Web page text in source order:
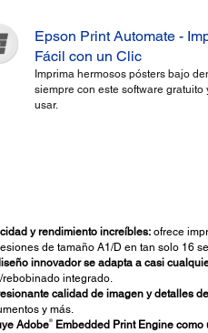
Epson Print Automate -
Fácil con un Clic
Imprima hermosos pósters bajo
siempre con este software gratuito
usar.
y rendimiento increíbles:ofrece
de tamaño A1/D en tan solo 16
innovador se adapta a casi
rebobinado integrado.
calidad de imagen y detalles
y más.
Adobe®Embedded Print Engine como